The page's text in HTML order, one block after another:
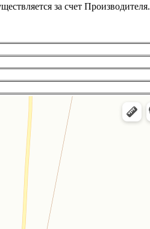
за счет Производителя.